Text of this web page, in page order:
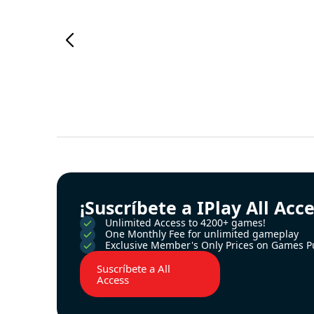
¡Suscríbete a IPlay All
Unlimited Access to 4200+ games!
One Monthly Fee for unlimited gameplay
Exclusive Member's Only Prices on Games
Suscríbete a All
Access